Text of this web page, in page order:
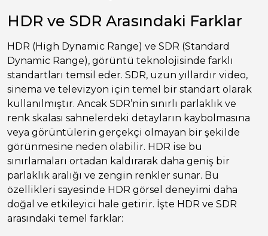
HDR ve SDR Arasındaki Farklar
HDR (High Dynamic Range) ve SDR (Standard
Dynamic Range), görüntü teknolojisinde farklı
standartları temsil eder. SDR, uzun yıllardır video,
sinema ve televizyon için temel bir standart olarak
kullanılmıştır. Ancak SDR’nin sınırlı parlaklık ve
renk skalası sahnelerdeki detayların kaybolmasına
veya görüntülerin gerçekçi olmayan bir şekilde
görünmesine neden olabilir. HDR ise bu
sınırlamaları ortadan kaldırarak daha geniş bir
parlaklık aralığı ve zengin renkler sunar. Bu
özellikleri sayesinde HDR görsel deneyimi daha
doğal ve etkileyici hale getirir. İşte HDR ve SDR
arasındaki temel farklar: